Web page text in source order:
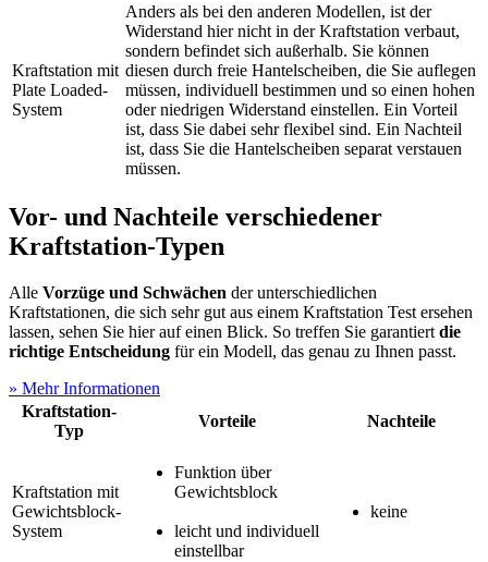
Kraftstation mit
Plate Loaded-
System
Anders als bei den anderen Modellen, ist der
Widerstand hier nicht in der Kraftstation verbaut,
sondern befindet sich außerhalb. Sie können
diesen durch freie Hantelscheiben, die Sie auflegen
müssen, individuell bestimmen und so einen hohen
oder niedrigen Widerstand einstellen. Ein Vorteil
ist, dass Sie dabei sehr flexibel sind. Ein Nachteil
ist, dass Sie die Hantelscheiben separat verstauen
müssen.
Vor- und Nachteile verschiedener
Kraftstation-Typen
Alle Vorzüge und Schwächen der unterschiedlichen
Kraftstationen, die sich sehr gut aus einem Kraftstation Test ersehen
lassen, sehen Sie hier auf einen Blick. So treffen Sie garantiert die
richtige Entscheidung für ein Modell, das genau zu Ihnen passt.
» Mehr Informationen
Kraftstation-
Typ
Vorteile Nachteile
Kraftstation mit
Gewichtsblock-
System
Funktion über
Gewichtsblock
leicht und individuell
einstellbar
keine